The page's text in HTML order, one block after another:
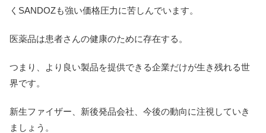
くSANDOZも強い価格圧力に苦しんでいます。
医薬品は患者さんの健康のために存在する。
つまり、より良い製品を提供できる企業だけが生き残れる世
界です。
新生ファイザー、新後発品会社、今後の動向に注視していき
ましょう。